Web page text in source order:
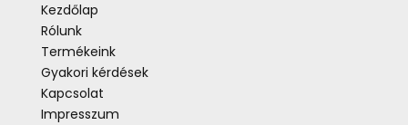
Kezdőlap
Rólunk
Termékeink
Gyakori kérdések
Kapcsolat
Impresszum